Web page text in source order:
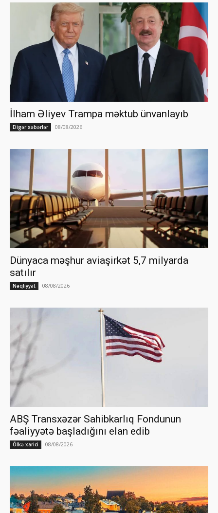
İlham Əliyev Trampa məktub ünvanlayıb
Digər xəbərlər 08/08/2026
Dünyaca məşhur aviaşirkət 5,7 milyarda
satılır
Nəqliyyat 08/08/2026
ABŞ Transxəzər Sahibkarlıq Fondunun
fəaliyyətə başladığını elan edib
Ölkə xarici 08/08/2026